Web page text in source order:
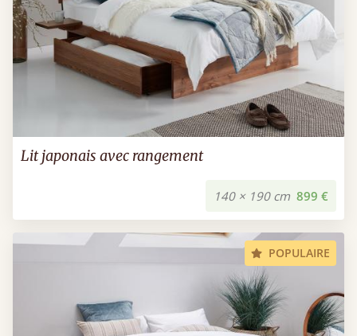
Lit japonais avec rangement
140 × 190 cm 899 €
POPULAIRE